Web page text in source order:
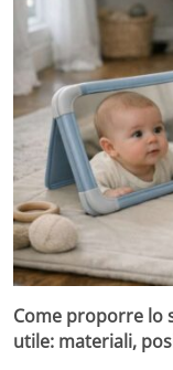
Come proporre lo
utile: materiali,